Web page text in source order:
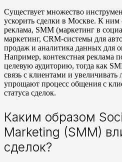
Существует множество
ускорить сделки в Москве. К ним
реклама, SMM (маркетинг в
маркетинг, CRM-системы для
продаж и аналитика данных для
Например, контекстная реклама
целевую аудиторию, тогда как
связь с клиентами и
упрощают процесс общения с
статуса сделок.
Каким образом
Marketing (SMM)
сделок?